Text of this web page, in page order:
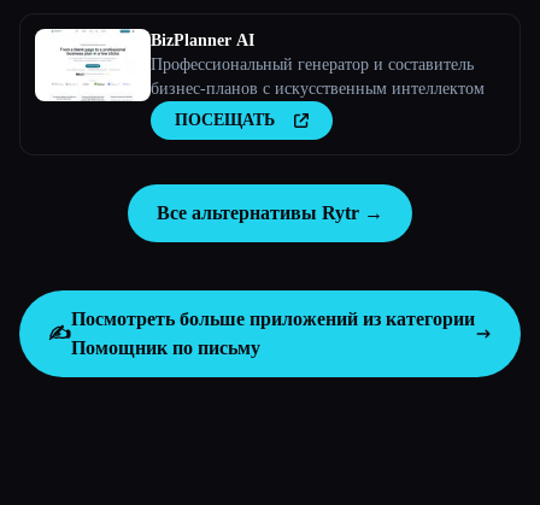
BizPlanner AI
Профессиональный генератор и составитель
бизнес-планов с искусственным интеллектом
ПОСЕЩАТЬ
Все альтернативы Rytr →
✍️
Посмотреть больше приложений из категории
Помощник по письму